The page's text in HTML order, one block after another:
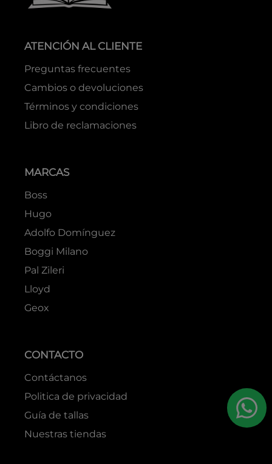
ATENCIÓN AL CLIENTE
Preguntas frecuentes
Cambios o devoluciones
Términos y condiciones
Libro de reclamaciones
MARCAS
Boss
Hugo
Adolfo Domínguez
Boggi Milano
Pal Zileri
Lloyd
Geox
CONTACTO
Contáctanos
Politica de privacidad
Guía de tallas
Nuestras tiendas